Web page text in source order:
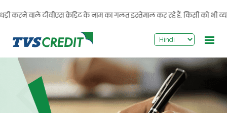
करने वाले टीवीएस क्रेडिट के नाम का गलत इस्तेमाल कर रहे हैं. किसी को भी